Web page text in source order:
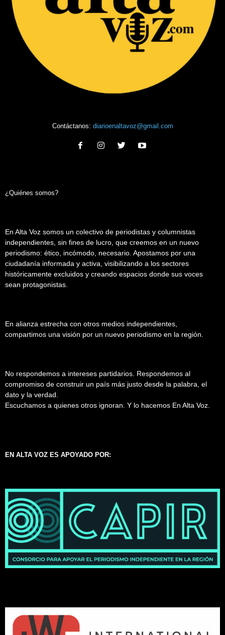
Contáctanos: diarioenaltavoz@gmail.com
¿Quiénes somos?
En Alta Voz somos un colectivo de periodistas y columnistas
independientes, sin fines de lucro, que creemos en un nuevo
periodismo: ético, incómodo, necesario. Apostamos por una
ciudadanía informada y activa, visibilizando a los sectores
históricamente excluidos y creando espacios donde sus voces
sean protagonistas.
En alianza estrecha con otros medios independientes,
compartimos una visión por un nuevo periodismo en la región.
No respondemos a intereses partidarios. Respondemos al
compromiso de construir un país más justo desde la palabra, el
dato y la verdad.
Escuchamos a quienes otros ignoran. Y lo hacemos En Alta Voz.
EN ALTA VOZ ES APOYADO POR: